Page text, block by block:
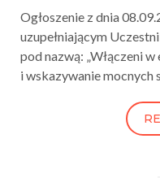
Ogłoszenie z dnia
uzupełniającym
pod nazwą: „Włączeni
i wskazywanie mocnych